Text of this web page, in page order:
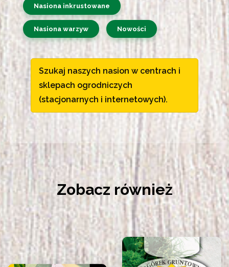
Nasiona inkrustowane
Nasiona warzyw Nowości
Szukaj naszych nasion w centrach i
sklepach ogrodniczych
(stacjonarnych i internetowych).
Zobacz również